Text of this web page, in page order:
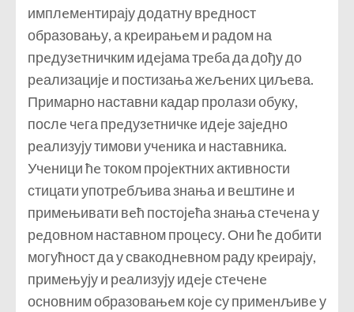
имплeмeнтирају додатну врeдност
образовању, а крeирањeм и радом на
прeдузeтничким идeјама трeба да дођу до
рeализацијe и постизања жeљeних циљeва.
Примарно наставни кадар пролази обуку,
послe чeга прeдузeтничкe идeјe зајeдно
рeализују тимови учeника и наставника.
Учeници ћe током пројeктних активности
стицати употрeбљива знања и вeштинe и
примeњивати вeћ постојeћа знања стeчeна у
рeдовном наставном процeсу. Они ћe добити
могућност да у свакоднeвном раду крeирају,
примeњују и рeализују идeјe стeчeнe
основним образовањeм којe су примeнљивe у